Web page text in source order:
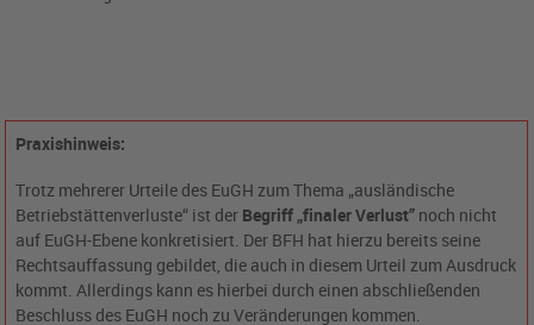
Praxishinweis:
Trotz mehrerer Urteile des EuGH zum Thema „ausländische
Betriebstättenverluste“ ist der Begriff „finaler Verlust” noch nicht
auf EuGH-Ebene konkretisiert. Der BFH hat hierzu bereits seine
Rechtsauffassung gebildet, die auch in diesem Urteil zum Ausdruck
kommt. Allerdings kann es hierbei durch einen abschließenden
Beschluss des EuGH noch zu Veränderungen kommen.